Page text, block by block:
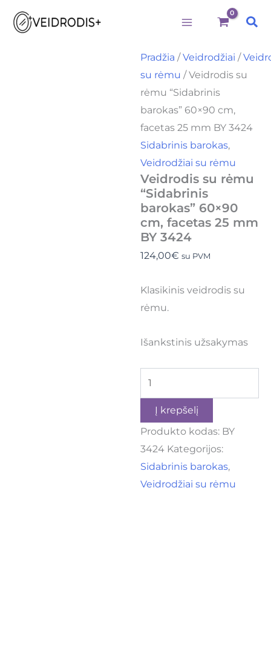
Pereiti
prie
Pradžia /Veidrodžiai /
su rėmu / Veidrodis su
rėmu “Sidabrinis
barokas” 60×90 cm,
facetas 25 mm BY 3424
Sidabrinis barokas,
Veidrodžiai su rėmu
Veidrodis su rėmu
“Sidabrinis
barokas” 60×90
cm, facetas 25 mm
BY 3424
124,00€ su PVM
Klasikinis veidrodis su
rėmu.
Išankstinis užsakymas
rėmu
barokas"
60x90
facetas
25
mm
BY
3424
Į krepšelį
Produkto kodas: BY
3424 Kategorijos:
Sidabrinis barokas,
Veidrodžiai su rėmu